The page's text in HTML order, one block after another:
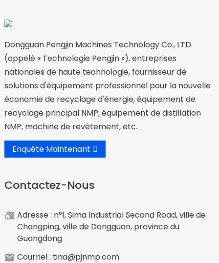
Dongguan Pengjin Machines Technology Co., LTD.
(appelé « Technologie Pengjin »), entreprises
nationales de haute technologie, fournisseur de
solutions d'équipement professionnel pour la nouvelle
économie de recyclage d'énergie, équipement de
recyclage principal NMP, équipement de distillation
NMP, machine de revêtement, etc.
Enquête Maintenant
Contactez-Nous
Adresse : n°1, Sima Industrial Second Road, ville de
Changping, ville de Dongguan, province du
Guangdong
Courriel : tina@pjnmp.com